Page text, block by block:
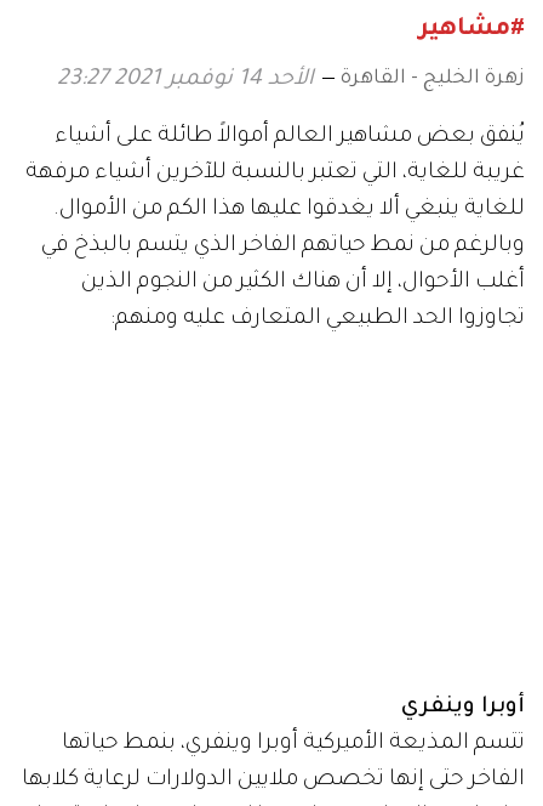
#مشاهير
زهرة الخليج - القاهرة الأحد 14 نوفمبر 2021 23:27
يُنفق بعض مشاهير العالم أموالاً طائلة على أشياء
غريبة للغاية، التي تعتبر بالنسبة للآخرين أشياء مرفهة
للغاية ينبغي ألا يغدقوا عليها هذا الكم من الأموال.
وبالرغم من نمط حياتهم الفاخر الذي يتسم بالبذخ في
أغلب الأحوال، إلا أن هناك الكثير من النجوم الذين
تجاوزوا الحد الطبيعي المتعارف عليه ومنهم:
أوبرا وينفري
تتسم المذيعة الأميركية أوبرا وينفري، بنمط حياتها
الفاخر حتى إنها تخصص ملايين الدولارات لرعاية كلابها